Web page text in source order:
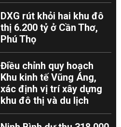
DXG rút khỏi hai khu đô
thị 6.200 tỷ ở Cần Thơ,
Phú Thọ
Điều chỉnh quy hoạch
Khu kinh tế Vũng Áng,
xác định vị trí xây dựng
khu đô thị và du lịch